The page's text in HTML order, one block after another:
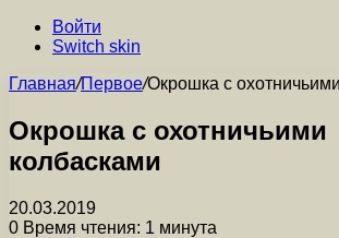
Войти
Switch skin
Главная/Первое/Окрошка с
Окрошка с охотничьими
колбасками
20.03.2019
0 Время чтения: 1 минута